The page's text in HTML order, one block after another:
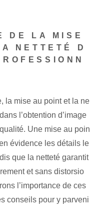
DE LA MISE
NETTETÉ D
la mise au point et la ne
l’obtention d’image
Une mise au poin
évidence les détails le
que la netteté garantit
et sans distorsio
l’importance de ces
conseils pour y parveni